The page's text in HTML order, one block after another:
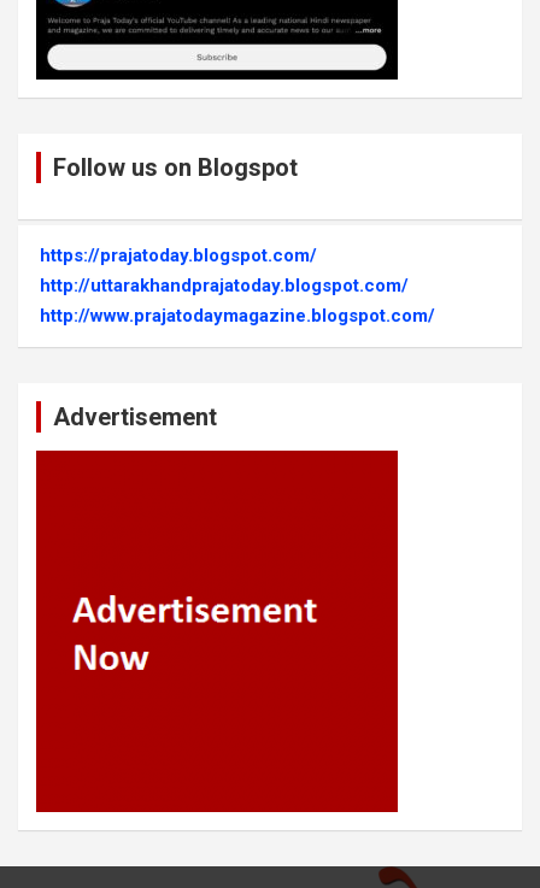
Follow us on Blogspot
https://prajatoday.blogspot.com/
http://uttarakhandprajatoday.blogspot.com/
http://www.prajatodaymagazine.blogspot.com/
Advertisement